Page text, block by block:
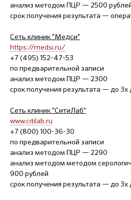
анализ методом ПЦР — 2500
срок получения результата —
Сеть клиник "Медси"
https://medsi.ru/
+7 (495) 152-47-53
по предварительной записи
анализ методом ПЦР — 2300
срок получения результата — до 3х
Сеть клиник "СитиЛаб"
www.citilab.ru
+7 (800) 100-36-30
по предварительной записи
анализ методом ПЦР — 2290
анализ методом методом
900 рублей
срок получения результата — до 3х